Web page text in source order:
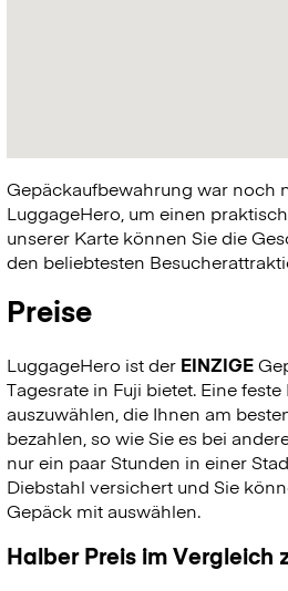
Gepäckaufbewahrung war noch
LuggageHero, um einen
unserer Karte können Sie die
den beliebtesten
Preise
LuggageHero ist der EINZIGE
Tagesrate in Fuji bietet. Eine
auszuwählen, die Ihnen am
bezahlen, so wie Sie es bei
nur ein paar Stunden in einer
Diebstahl versichert und Sie
Gepäck mit auswählen.
Halber Preis im